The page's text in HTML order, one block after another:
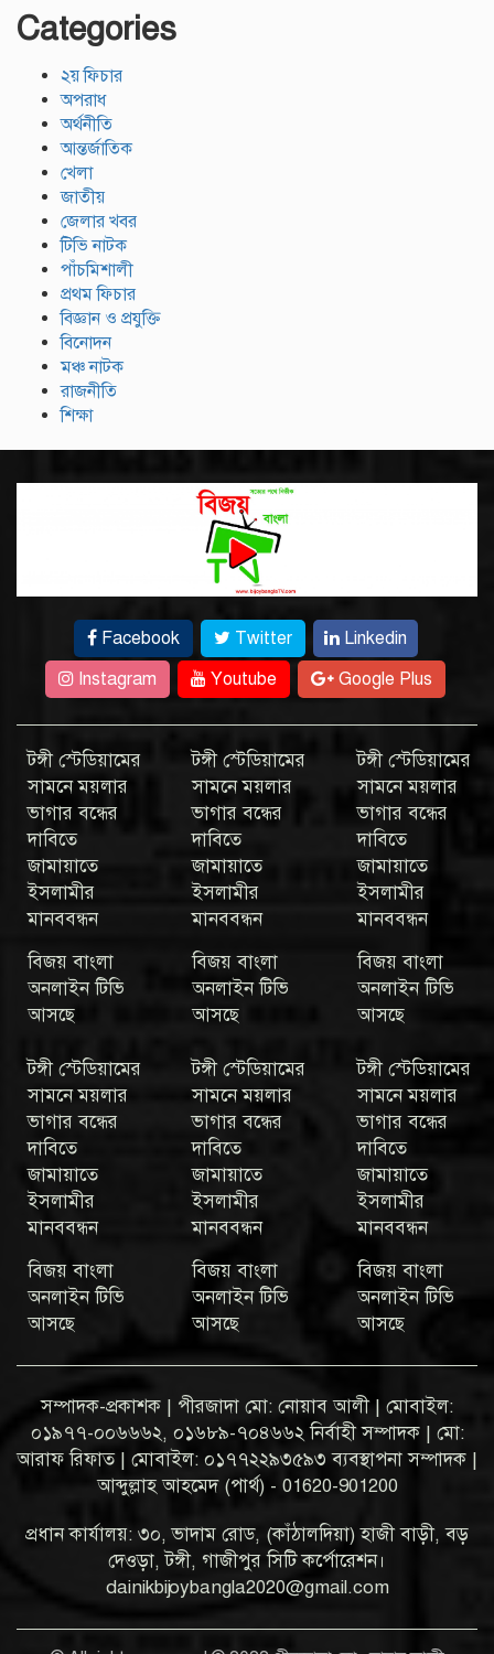
Categories
২য় ফিচার
অপরাধ
অর্থনীতি
আন্তর্জাতিক
খেলা
জাতীয়
জেলার খবর
টিভি নাটক
পাঁচমিশালী
প্রথম ফিচার
বিজ্ঞান ও প্রযুক্তি
বিনোদন
মঞ্চ নাটক
রাজনীতি
শিক্ষা
Facebook Twitter
Linkedin
Instagram
Youtube Google Plus
টঙ্গী স্টেডিয়ামের
সামনে ময়লার
ভাগার বন্ধের
দাবিতে
জামায়াতে
ইসলামীর
মানববন্ধন
বিজয় বাংলা
অনলাইন টিভি
আসছে
টঙ্গী স্টেডিয়ামের
সামনে ময়লার
ভাগার বন্ধের
দাবিতে
জামায়াতে
ইসলামীর
মানববন্ধন
বিজয় বাংলা
অনলাইন টিভি
আসছে
টঙ্গী স্টেডিয়ামের
সামনে ময়লার
ভাগার বন্ধের
দাবিতে
জামায়াতে
ইসলামীর
মানববন্ধন
বিজয় বাংলা
অনলাইন টিভি
আসছে
টঙ্গী স্টেডিয়ামের
সামনে ময়লার
ভাগার বন্ধের
দাবিতে
জামায়াতে
ইসলামীর
মানববন্ধন
বিজয় বাংলা
অনলাইন টিভি
আসছে
টঙ্গী স্টেডিয়ামের
সামনে ময়লার
ভাগার বন্ধের
দাবিতে
জামায়াতে
ইসলামীর
মানববন্ধন
বিজয় বাংলা
অনলাইন টিভি
আসছে
টঙ্গী স্টেডিয়ামের
সামনে ময়লার
ভাগার বন্ধের
দাবিতে
জামায়াতে
ইসলামীর
মানববন্ধন
বিজয় বাংলা
অনলাইন টিভি
আসছে
সম্পাদক-প্রকাশক | পীরজাদা মো: নোয়াব আলী | মোবাইল:
০১৯৭৭-০০৬৬৬২, ০১৬৮৯-৭০৪৬৬২ নির্বাহী সম্পাদক | মো:
আরাফ রিফাত | মোবাইল: ০১৭৭২২৯৩৫৯৩ ব্যবস্থাপনা সম্পাদক |
আব্দুল্লাহ আহমেদ (পার্থ) - 01620-901200
প্রধান কার্যালয়: ৩০, ভাদাম রোড, (কাঁঠালদিয়া) হাজী বাড়ী, বড়
দেওড়া, টঙ্গী, গাজীপুর সিটি কর্পোরেশন।
dainikbijoybangla2020@gmail.com